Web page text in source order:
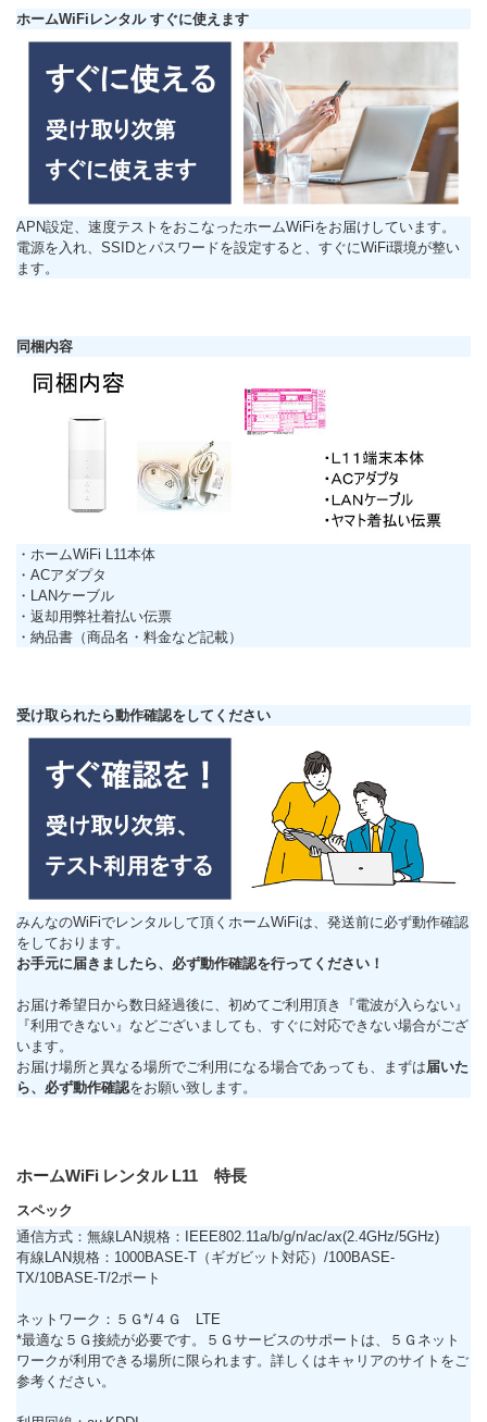
ホームWiFiレンタル すぐに使えます
APN設定、速度テストをおこなったホームWiFiをお届けしています。
電源を入れ、SSIDとパスワードを設定すると、すぐにWiFi環境が整い
ます。
同梱内容
・ホームWiFi L11本体
・ACアダプタ
・LANケーブル
・返却用弊社着払い伝票
・納品書（商品名・料金など記載）
受け取られたら動作確認をしてください
みんなのWiFiでレンタルして頂くホームWiFiは、発送前に必ず動作確認
をしております。
お手元に届きましたら、必ず動作確認を行ってください！
お届け希望日から数日経過後に、初めてご利用頂き『電波が入らない』
『利用できない』などございましても、すぐに対応できない場合がござ
います。
お届け場所と異なる場所でご利用になる場合であっても、まずは届いた
ら、必ず動作確認をお願い致します。
ホームWiFi レンタル L11 特長
スペック
通信方式：無線LAN規格：IEEE802.11a/b/g/n/ac/ax(2.4GHz/5GHz)
有線LAN規格：1000BASE-T（ギガビット対応）/100BASE-
TX/10BASE-T/2ポート
ネットワーク：５Ｇ*/４Ｇ LTE
*最適な５Ｇ接続が必要です。５Ｇサービスのサポートは、５Ｇネット
ワークが利用できる場所に限られます。詳しくはキャリアのサイトをご
参考ください。